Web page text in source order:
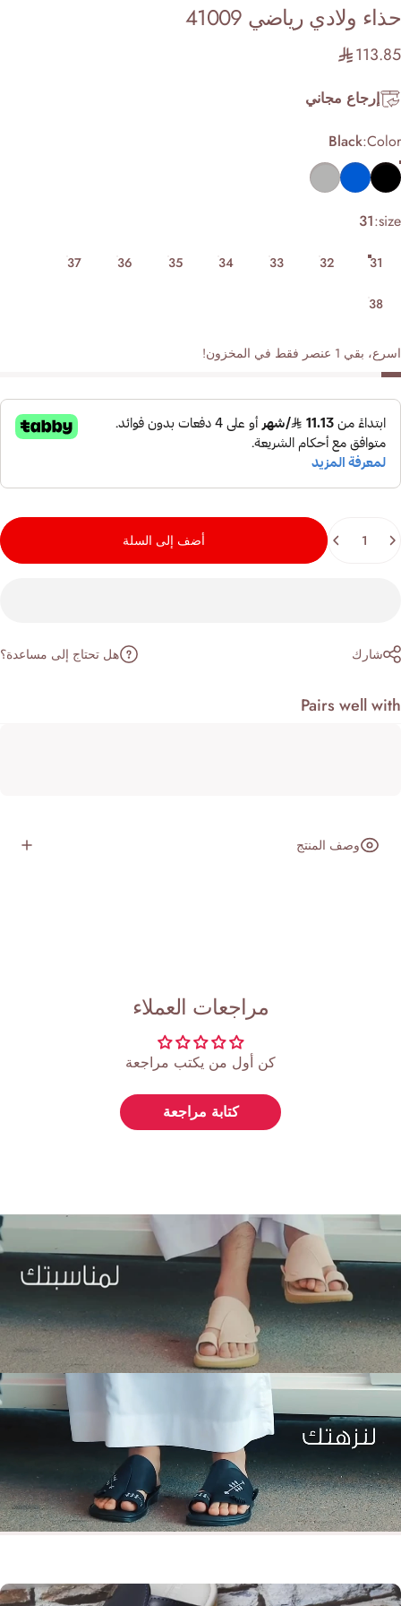
ولاديرياضي41009
إرجاع مجاني
Black
Blue
GR
31
32
33
34
35
36
37
38
1 عنصر فقط في المخزون!
أضف إلى السلة
شارك هل تحتاج إلى مساعدة؟
Pairs well
وصف المنتج
مراجعات العملاء
كن أول من يكتب مراجعة
كتابة مراجعة